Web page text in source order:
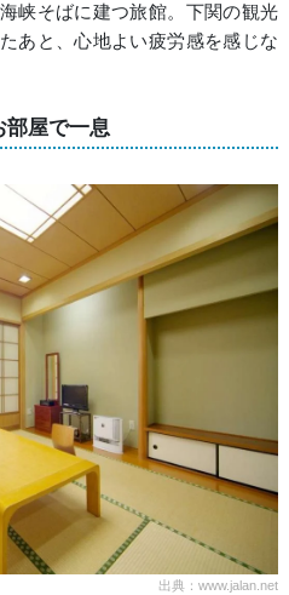
峡そばに建つ旅館。下関の観光
あと、心地よい疲労感を感じな
部屋で一息
出典：www.jalan.net